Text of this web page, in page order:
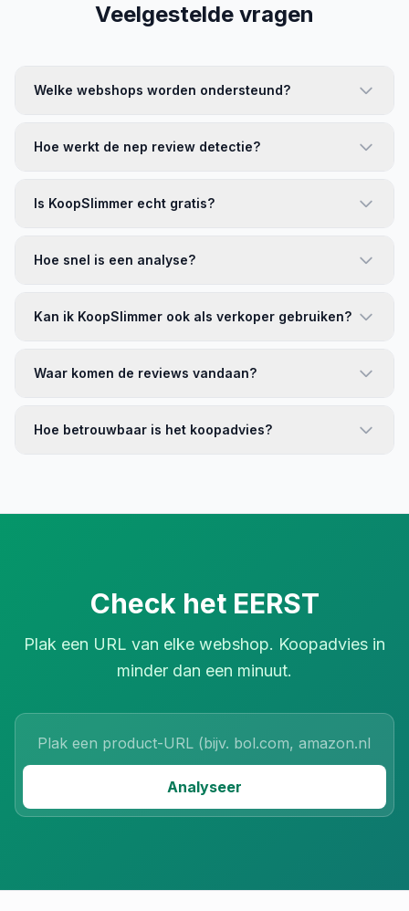
Veelgestelde vragen
Welke webshops worden ondersteund?
Hoe werkt de nep review detectie?
Is KoopSlimmer echt gratis?
Hoe snel is een analyse?
Kan ik KoopSlimmer ook als verkoper gebruiken?
Waar komen de reviews vandaan?
Hoe betrouwbaar is het koopadvies?
Check het EERST
Plak een URL van elke webshop. Koopadvies in
minder dan een minuut.
Analyseer